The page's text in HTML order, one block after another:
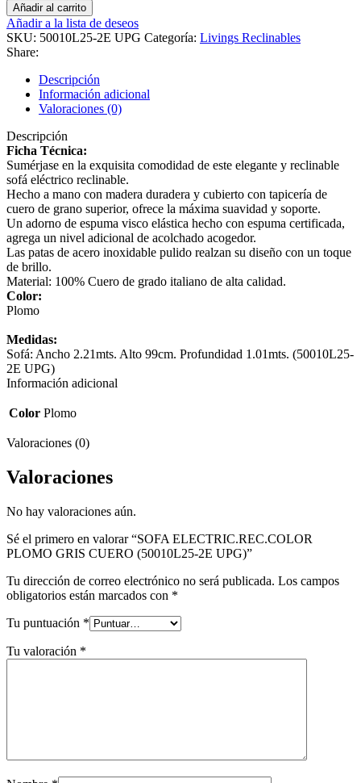
Añadir al carrito
Añadir a la lista de deseos
SKU: 50010L25-2E UPG Categoría: Livings Reclinables
Share:
Descripción
Información adicional
Valoraciones (0)
Descripción
Ficha Técnica:
Sumérjase en la exquisita comodidad de este elegante y reclinable
sofá eléctrico reclinable.
Hecho a mano con madera duradera y cubierto con tapicería de
cuero de grano superior, ofrece la máxima suavidad y soporte.
Un adorno de espuma visco elástica hecho con espuma certificada,
agrega un nivel adicional de acolchado acogedor.
Las patas de acero inoxidable pulido realzan su diseño con un toque
de brillo.
Material: 100% Cuero de grado italiano de alta calidad.
Color:
Plomo
Medidas:
Sofá: Ancho 2.21mts. Alto 99cm. Profundidad 1.01mts. (50010L25-
2E UPG)
Información adicional
Color Plomo
Valoraciones (0)
Valoraciones
No hay valoraciones aún.
Sé el primero en valorar “SOFA ELECTRIC.REC.COLOR
PLOMO GRIS CUERO (50010L25-2E UPG)”
Tu dirección de correo electrónico no será publicada. Los campos
obligatorios están marcados con *
Tu puntuación *
Tu valoración *